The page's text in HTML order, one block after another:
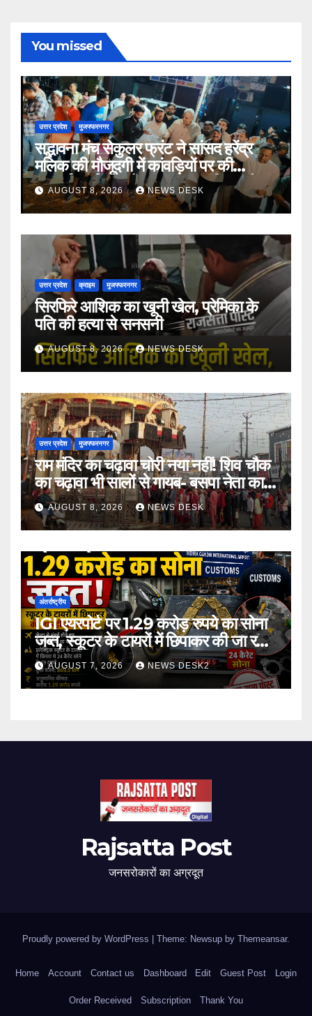
You missed
उत्तर प्रदेश मुजफ्फरनगर
सद्भावना मंच सेकुलर फ्रंट ने सांसद हरेंद्र
मलिक की मौजूदगी में कांवड़ियों पर की
पुष्पवर्षा, भाईचारे और सद्भावना का दिया संदेश
AUGUST 8, 2026 NEWS DESK
उत्तर प्रदेश क्राइम मुजफ्फरनगर
सिरफिरे आशिक का खूनी खेल, प्रेमिका के
पति की हत्या से सनसनी
AUGUST 8, 2026 NEWS DESK
उत्तर प्रदेश मुजफ्फरनगर
राम मंदिर का चढ़ावा चोरी नया नहीं! शिव चौक
का चढ़ावा भी सालों से गायब- बसपा नेता का
बड़ा आरोप
AUGUST 8, 2026 NEWS DESK
अंतर्राष्ट्रीय
IGI एयरपोर्ट पर 1.29 करोड़ रुपये का सोना
जब्त, स्कूटर के टायरों में छिपाकर की जा रही
थी तस्करी
AUGUST 7, 2026 NEWS DESK2
Rajsatta Post
जनसरोकारों का अग्रदूत
Proudly powered by WordPress Theme: Newsup by Themeansar.
Home Account Contact us Dashboard Edit Guest Post Login
Order Received Subscription Thank You